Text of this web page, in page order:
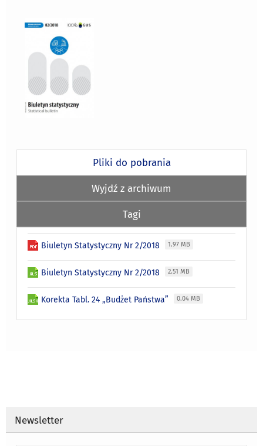
Pliki do pobrania
Wyjdź z archiwum
Tagi
Biuletyn Statystyczny Nr 2/2018 1.97 MB
Biuletyn Statystyczny Nr 2/2018 2.51 MB
Korekta Tabl. 24 „Budżet Państwa” 0.04 MB
Newsletter